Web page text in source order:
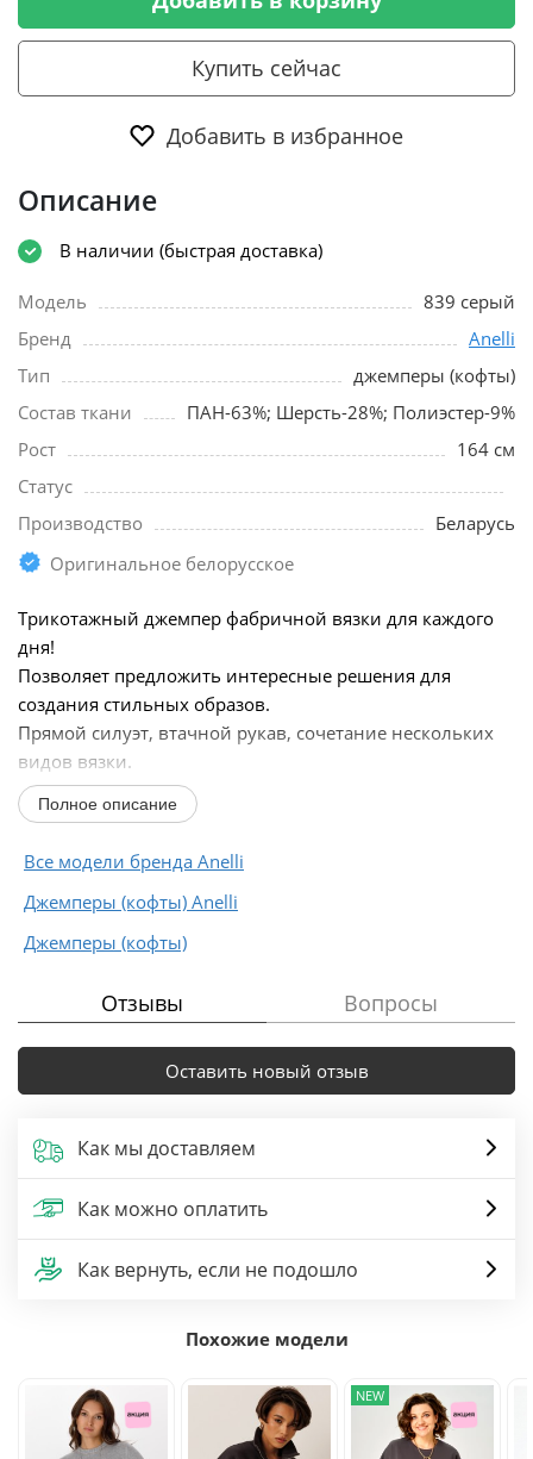
Купить сейчас
Добавить в избранное
Описание
В наличии (быстрая доставка)
Модель
839 серый
Бренд
Anelli
Тип
джемперы (кофты)
Состав ткани
ПАН-63%; Шерсть-28%; Полиэстер-9%
Рост
164 см
Статус
Производство
Беларусь
Оригинальное белорусское
Трикотажный джемпер фабричной вязки для каждого
дня!
Позволяет предложить интересные решения для
создания стильных образов.
Прямой силуэт, втачной рукав, сочетание нескольких
видов вязки.
Представлен в темных тонах.
При сьемке для образа использованы брюки Anelli-Style
Полное описание
Все модели бренда Anelli
Джемперы (кофты) Anelli
Джемперы (кофты)
Отзывы Вопросы
Оставить новый отзыв
Как мы доставляем
Как можно оплатить
Как вернуть, если не подошло
Похожие модели
NEW